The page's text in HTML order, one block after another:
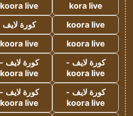
kora live
koora live
koora live
كورة لايف
koora live
koora live
كورة لايف -
koora live
كورة لايف -
koora live
كورة لايف -
koora live
كورة لايف -
koora live